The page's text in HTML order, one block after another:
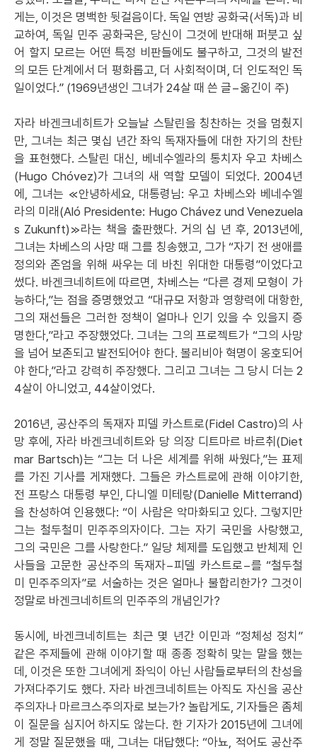
게는, 이것은 명백한 뒷걸음이다. 독일 연방 공화국(서독)과 비
교하여, 독일 민주 공화국은, 당신이 그것에 반대해 퍼붓고 싶
어 할지 모르는 어떤 특정 비판들에도 불구하고, 그것의 발전
의 모든 단계에서 더 평화롭고, 더 사회적이며, 더 인도적인 독
일이었다.” (1969년생인 그녀가 24살 때 쓴 글−옮긴이 주)
자라 바겐크네히트가 오늘날 스탈린을 칭찬하는 것을 멈췄지
만, 그녀는 최근 몇십 년간 좌익 독재자들에 대한 자기의 찬탄
을 표현했다. 스탈린 대신, 베네수엘라의 통치자 우고 차베스
(Hugo Chóvez)가 그녀의 새 역할 모델이 되었다. 2004년
에, 그녀는 ≪안녕하세요, 대통령님: 우고 차베스와 베네수엘
라의 미래(Aló Presidente: Hugo Chávez und Venezuela
s Zukunft)≫라는 책을 출판했다. 거의 십 년 후, 2013년에,
그녀는 차베스의 사망 때 그를 칭송했고, 그가 “자기 전 생애를
정의와 존엄을 위해 싸우는 데 바친 위대한 대통령”이었다고
썼다. 바겐크네히트에 따르면, 차베스는 “다른 경제 모형이 가
능하다,”는 점을 증명했었고 “대규모 저항과 영향력에 대항한,
그의 재선들은 그러한 정책이 얼마나 인기 있을 수 있을지 증
명한다,”라고 주장했었다. 그녀는 그의 프로젝트가 “그의 사망
을 넘어 보존되고 발전되어야 한다. 볼리비아 혁명이 옹호되어
야 한다,”라고 강력히 주장했다. 그리고 그녀는 그 당시 더는 2
4살이 아니었고, 44살이었다.
2016년, 공산주의 독재자 피델 카스트로(Fidel Castro)의 사
망 후에, 자라 바겐크네히트와 당 의장 디트마르 바르취(Diet
mar Bartsch)는 “그는 더 나은 세계를 위해 싸웠다,”는 표제
를 가진 기사를 게재했다. 그들은 카스트로에 관해 이야기한,
전 프랑스 대통령 부인, 다니엘 미테랑(Danielle Mitterrand)
을 찬성하여 인용했다: “이 사람은 악마화되고 있다. 그렇지만
그는 철두철미 민주주의자이다. 그는 자기 국민을 사랑했고,
그의 국민은 그를 사랑한다.” 일당 체제를 도입했고 반체제 인
사들을 고문한 공산주의 독재자−피델 카스트로−를 “철두철
미 민주주의자”로 서술하는 것은 얼마나 불합리한가? 그것이
정말로 바겐크네히트의 민주주의 개념인가?
동시에, 바겐크네히트는 최근 몇 년간 이민과 “정체성 정치”
같은 주제들에 관해 이야기할 때 종종 정확히 맞는 말을 했는
데, 이것은 또한 그녀에게 좌익이 아닌 사람들로부터의 찬성을
가져다주기도 했다. 자라 바겐크네히트는 아직도 자신을 공산
주의자나 마르크스주의자로 보는가? 놀랍게도, 기자들은 좀체
이 질문을 심지어 하지도 않는다. 한 기자가 2015년에 그녀에
게 정말 질문했을 때, 그녀는 대답했다: “아뇨, 적어도 공산주